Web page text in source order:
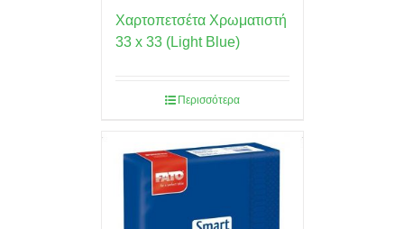
Χαρτοπετσέτα Χρωματιστή
33 x 33 (Light Blue)
Περισσότερα